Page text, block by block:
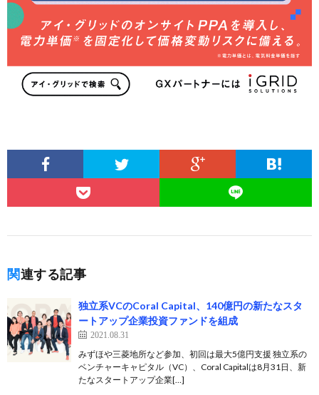
関連する記事
独立系VCのCoral Capital、140億円の新たなスタ
ートアップ企業投資ファンドを組成
2021.08.31
みずほや三菱地所など参加、初回は最大5億円支援 独立系の
ベンチャーキャピタル（VC）、Coral Capitalは8月31日、新
たなスタートアップ企業[…]